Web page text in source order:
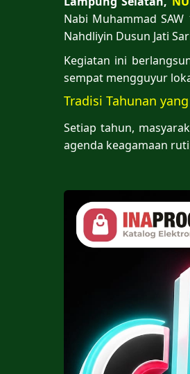
Nabi Muhammad
Nahdliyin Dusun Jati
Kegiatan ini
sempat mengguyur
Tradisi Tahunan
Setiap tahun,
agenda keagamaan